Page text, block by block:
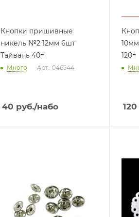
Кнопки пришивные
никель №2 12мм 6шт
Тайвань 40=
Много Арт.: 046544
40 руб./набо
120=
120